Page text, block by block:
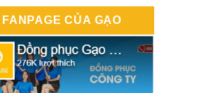
FANPAGE CỦA GẠO
HOUSE